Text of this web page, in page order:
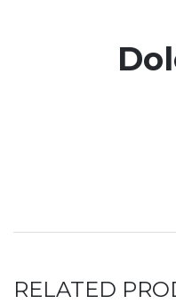
RELATED